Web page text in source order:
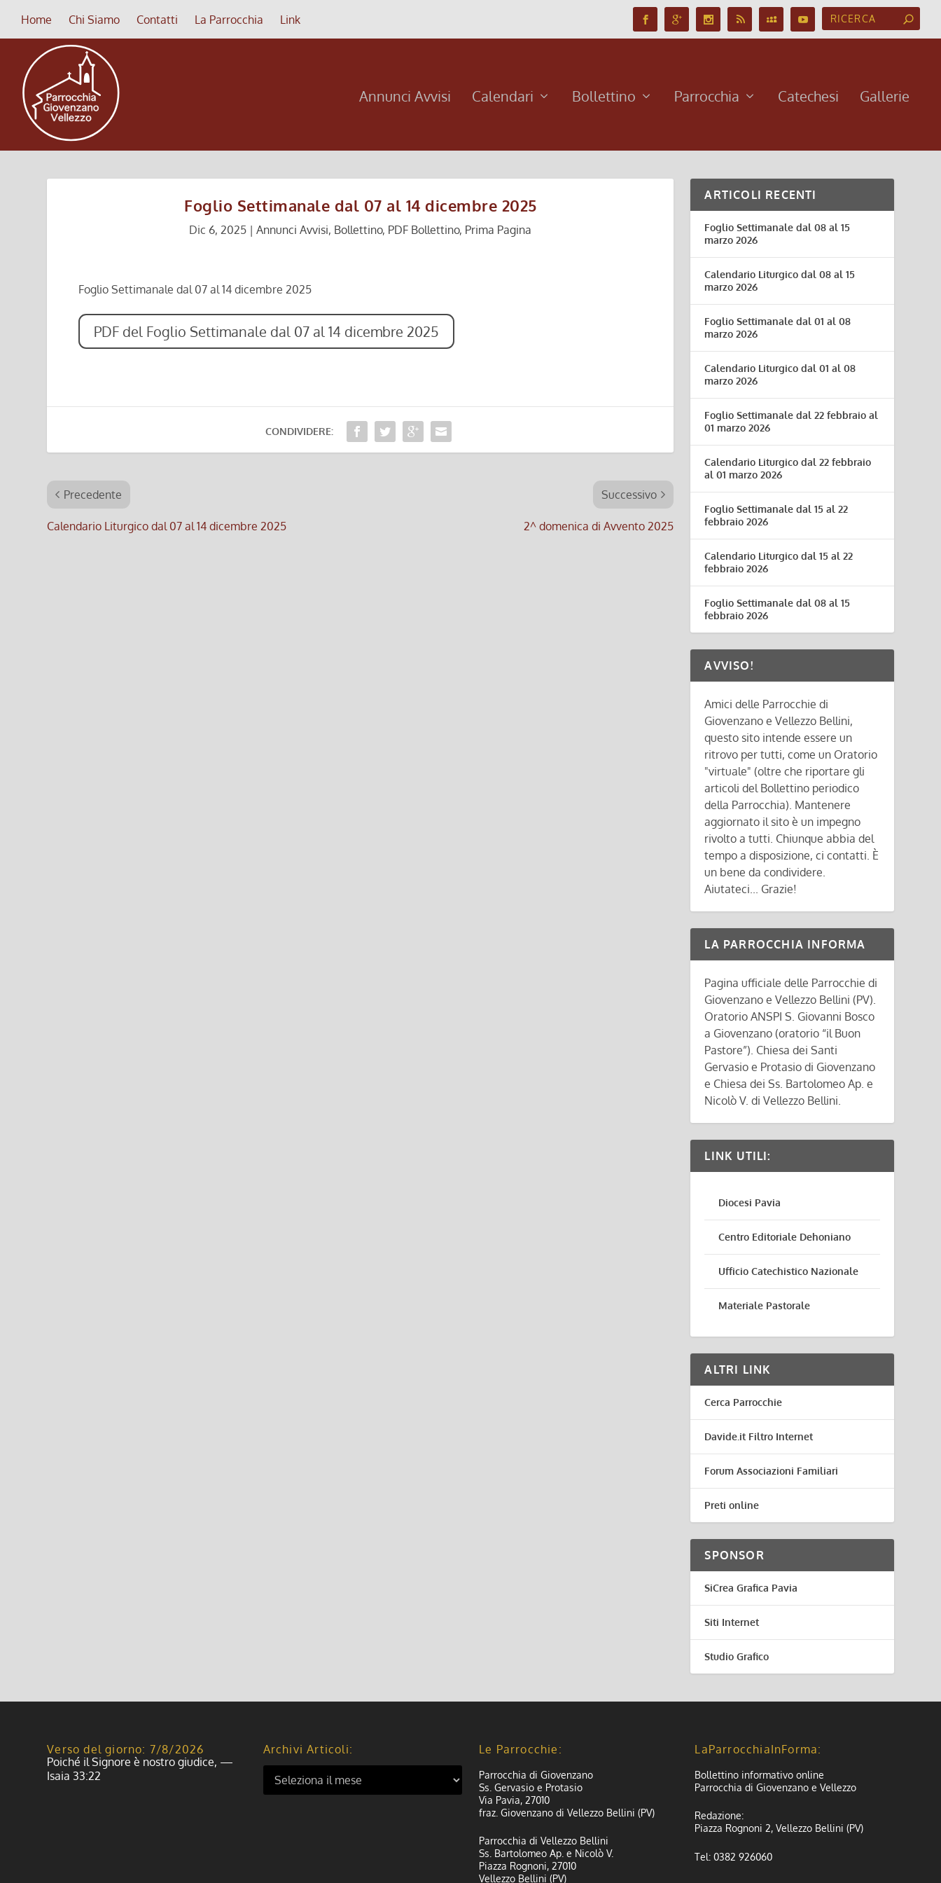
Home Chi Siamo Contatti La Parrocchia Link
Annunci Avvisi Calendari Bollettino Parrocchia Catechesi Gallerie
Foglio Settimanale dal 07 al 14 dicembre 2025
Dic 6, 2025 |Annunci Avvisi, Bollettino, PDF Bollettino, Prima Pagina
Foglio Settimanale dal 07 al 14 dicembre 2025
PDF del Foglio Settimanale dal 07 al 14 dicembre 2025
CONDIVIDERE:
Precedente
Calendario Liturgico dal 07 al 14 dicembre 2025
Successivo
2^ domenica di Avvento 2025
ARTICOLI RECENTI
Foglio Settimanale dal 08 al 15
marzo 2026
Calendario Liturgico dal 08 al 15
marzo 2026
Foglio Settimanale dal 01 al 08
marzo 2026
Calendario Liturgico dal 01 al 08
marzo 2026
Foglio Settimanale dal 22 febbraio al
01 marzo 2026
Calendario Liturgico dal 22 febbraio
al 01 marzo 2026
Foglio Settimanale dal 15 al 22
febbraio 2026
Calendario Liturgico dal 15 al 22
febbraio 2026
Foglio Settimanale dal 08 al 15
febbraio 2026
AVVISO!
Amici delle Parrocchie di
Giovenzano e Vellezzo Bellini,
questo sito intende essere un
ritrovo per tutti, come un Oratorio
"virtuale" (oltre che riportare gli
articoli del Bollettino periodico
della Parrocchia). Mantenere
aggiornato il sito è un impegno
rivolto a tutti. Chiunque abbia del
tempo a disposizione, ci contatti. È
un bene da condividere.
Aiutateci... Grazie!
LA PARROCCHIA INFORMA
Pagina ufficiale delle Parrocchie di
Giovenzano e Vellezzo Bellini (PV).
Oratorio ANSPI S. Giovanni Bosco
a Giovenzano (oratorio “il Buon
Pastore”). Chiesa dei Santi
Gervasio e Protasio di Giovenzano
e Chiesa dei Ss. Bartolomeo Ap. e
Nicolò V. di Vellezzo Bellini.
LINK UTILI:
Diocesi Pavia
Centro Editoriale Dehoniano
Ufficio Catechistico Nazionale
Materiale Pastorale
ALTRI LINK
Cerca Parrocchie
Davide.it Filtro Internet
Forum Associazioni Familiari
Preti online
SPONSOR
SiCrea Grafica Pavia
Siti Internet
Studio Grafico
Verso del giorno: 7/8/2026
Poiché il Signore è nostro giudice, —
Isaia 33:22
Archivi Articoli: Le Parrocchie:
Parrocchia di Giovenzano
Ss. Gervasio e Protasio
Via Pavia, 27010
fraz. Giovenzano di Vellezzo Bellini (PV)
Parrocchia di Vellezzo Bellini
Ss. Bartolomeo Ap. e Nicolò V.
Piazza Rognoni, 27010
Vellezzo Bellini (PV)
LaParrocchiaInForma:
Bollettino informativo online
Parrocchia di Giovenzano e Vellezzo
Redazione:
Piazza Rognoni 2, Vellezzo Bellini (PV)
Tel: 0382 926060